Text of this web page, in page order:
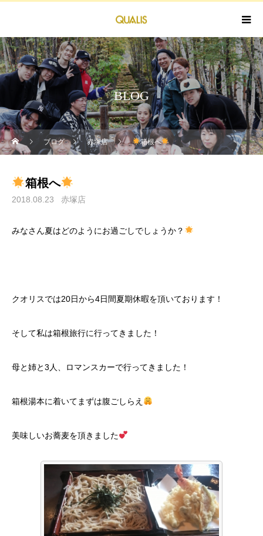
BLOG
ブログ 赤塚店 箱根へ
箱根へ
2018.08.23 赤塚店
みなさん夏はどのようにお過ごしでしょうか？
クオリスでは20日から4日間夏期休暇を頂いております！
そして私は箱根旅行に行ってきました！
母と姉と3人、ロマンスカーで行ってきました！
箱根湯本に着いてまずは腹ごしらえ
美味しいお蕎麦を頂きました